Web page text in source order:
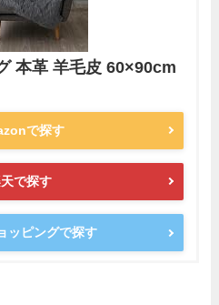
本革 羊毛皮 60×90cm
で探す
で探す
ッピングで探す